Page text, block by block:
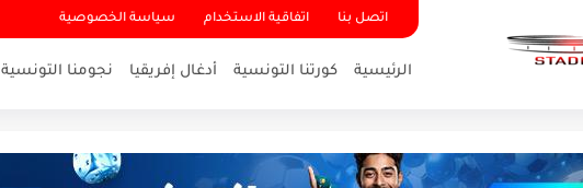
اتصل بنا اتفاقية الاستخدام سياسة الخصوصية
الرئيسية كورتنا التونسية أدغال إفريقيا نجومنا التونسية